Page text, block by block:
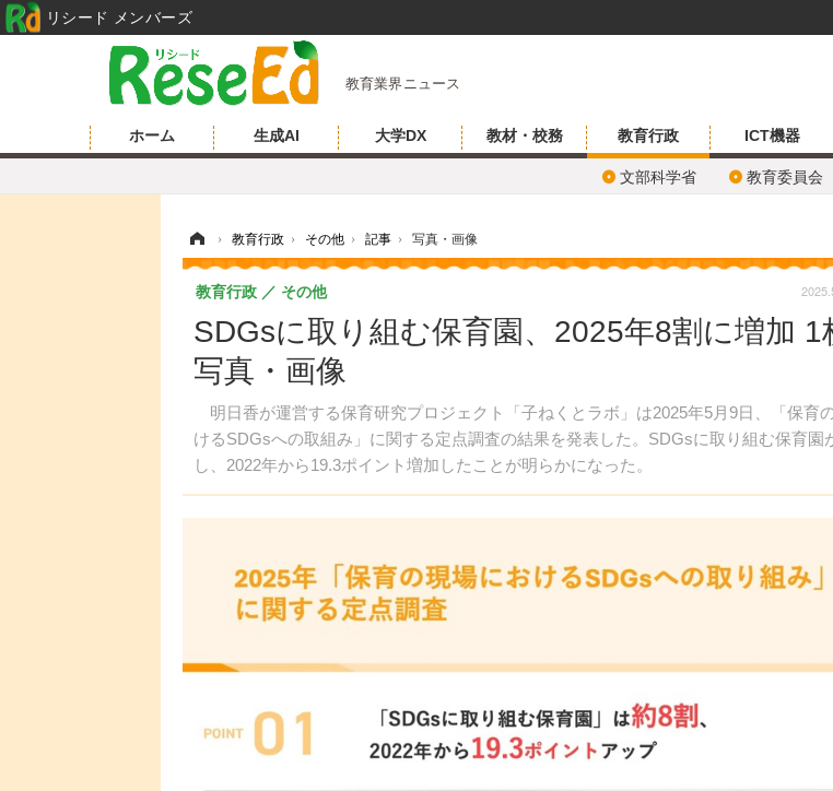
教育業界ニュース
ホーム 生成AI 大学DX 教材・校務 教育行政
文部科学省 教育委員会
ICT機器
› 教育行政 › その他 › 記事 › 写真・画像
SDGsに取り組む保育園、2025年8割に増加 1
写真・画像
明日香が運営する保育研究プロジェクト「子ねくとラボ」は2025年5月9日、「保育
けるSDGsへの取組み」に関する定点調査の結果を発表した。SDGsに取り組む保育園
し、2022年から19.3ポイント増加したことが明らかになった。
教育行政 その他
リシード メンバーズ